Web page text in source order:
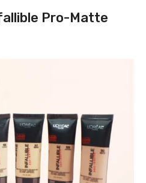
Pro-Matte